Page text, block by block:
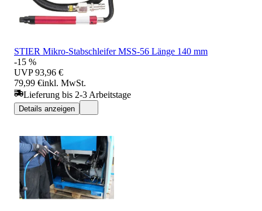
STIER Mikro-Stabschleifer MSS-56 Länge 140 mm
-15 %
UVP 93,96 €
79,99 €inkl. MwSt.
Lieferung bis 2-3 Arbeitstage
Details anzeigen